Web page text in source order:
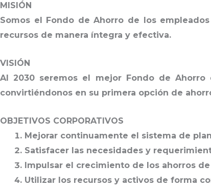
MISIÓN
Somos el Fondo de Ahorro de los
recursos de manera íntegra y efectiva.
VISIÓN
Al 2030 seremos el mejor Fondo de
convirtiéndonos en su primera opción de
OBJETIVOS CORPORATIVOS
Mejorar continuamente el sistema de
Satisfacer las necesidades y
Impulsar el crecimiento de los ahorros
Utilizar los recursos y activos de forma